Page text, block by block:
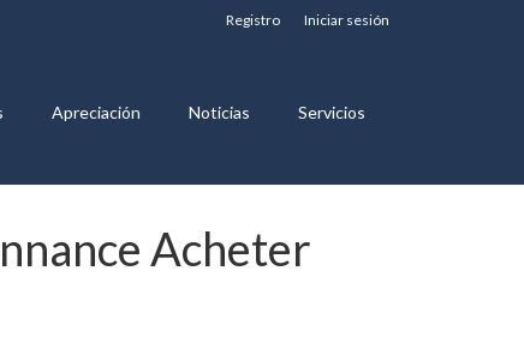
Registro Iniciar sesión
Apreciación Noticias Servicios
Acheter